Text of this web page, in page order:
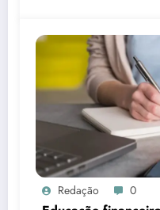
Redação 0